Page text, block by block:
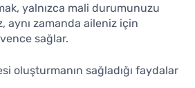
yalnızca mali durumunuzu
aynı zamanda aileniz için
sağlar.
oluşturmanın sağladığı faydalar